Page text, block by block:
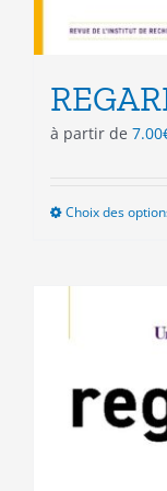
à partir de 7.00
Choix des